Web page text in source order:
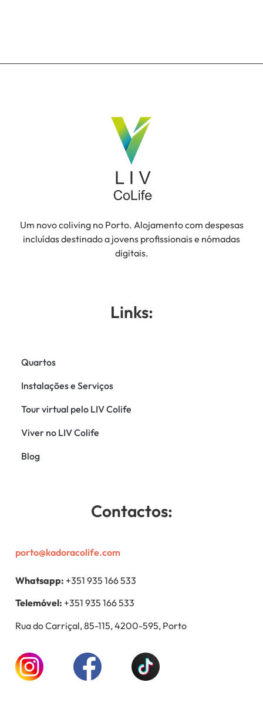
Um novo coliving no Porto. Alojamento com despesas
incluídas destinado a jovens profissionais e nómadas
digitais.
Links:
Quartos
Instalações e Serviços
Tour virtual pelo LIV Colife
Viver no LIV Colife
Blog
Contactos:
porto@kadoracolife.com
Whatsapp: +351 935 166 533
Telemóvel: +351 935 166 533
Rua do Carriçal, 85-115, 4200-595, Porto